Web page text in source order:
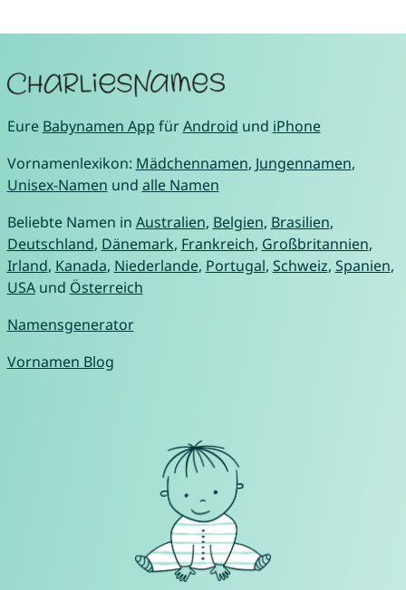
Eure Babynamen App fürAndroid und iPhone
Vornamenlexikon: Mädchennamen, Jungennamen,
Unisex-Namen und alle Namen
Beliebte Namen in Australien, Belgien, Brasilien,
Deutschland, Dänemark, Frankreich, Großbritannien,
Irland, Kanada, Niederlande, Portugal, Schweiz, Spanien,
USAund Österreich
Namensgenerator
Vornamen Blog